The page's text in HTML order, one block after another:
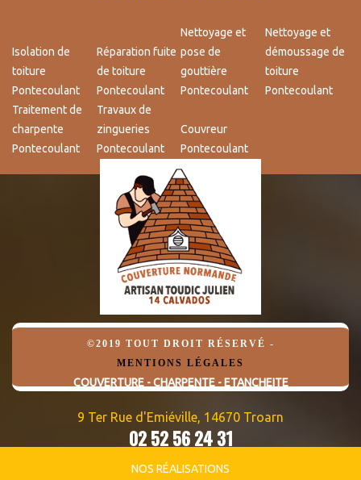
NOS RÉALISATIONS
Isolation de
toiture
Pontecoulant
Réparation fuite
de toiture
Pontecoulant
Nettoyage et
pose de
gouttière
Pontecoulant
Nettoyage et
démoussage de
toiture
Pontecoulant
Traitement de
charpente
Pontecoulant
Travaux de
zingueries
Pontecoulant
Couvreur
Pontecoulant
©2019 TOUT DROIT RÉSERVÉ -
MENTIONS LÉGALES
COUVERTURE - CHARPENTE - ETANCHEITE
9 Ter Rue d'Emiéville, 14670 Troarn
02 52 56 24 31
06 82 95 09 32